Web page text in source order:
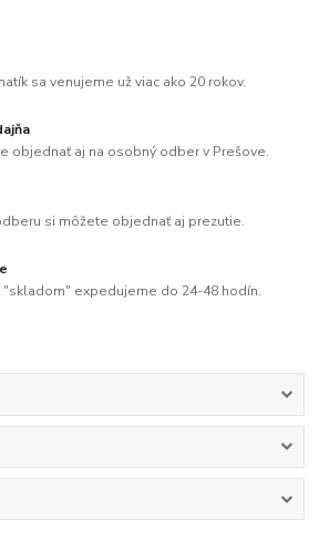
sa venujeme už viac ako 20 rokov.
objednať aj na osobný odber v Prešove.
si môžete objednať aj prezutie.
"skladom" expedujeme do 24-48 hodín.